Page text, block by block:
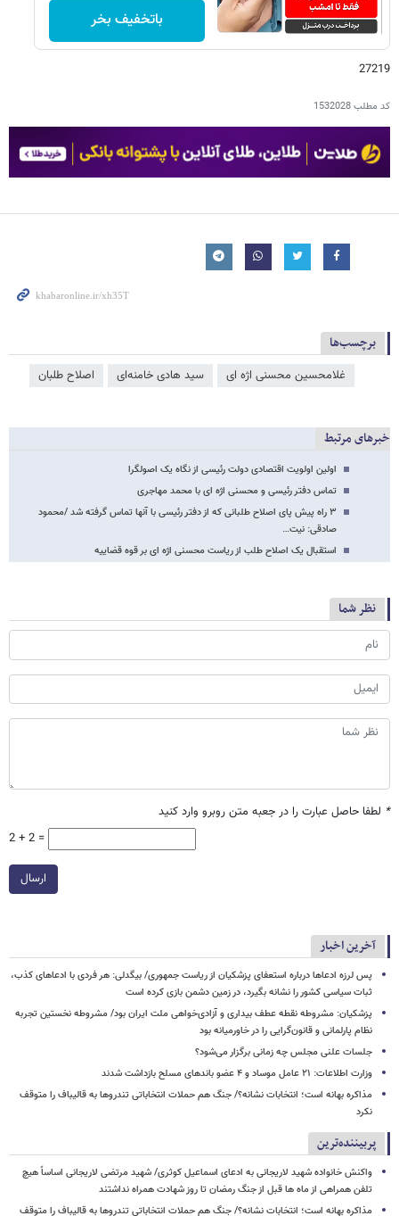
باتخفیف بخر
27219
کد مطلب1532028
برچسب‌ها
غلامحسین محسنی اژه‌ ای سید هادی خامنه‌ای اصلاح طلبان
خبرهای مرتبط
اولین اولویت اقتصادی دولت رئیسی از نگاه یک اصولگرا
تماس دفتر رئیسی و محسنی اژه ای با محمد مهاجری
۳ راه پیش پای اصلاح طلبانی که از دفتر رئیسی با آنها تماس گرفته شد /محمود
صادقی: نیت…
استقبال یک اصلاح طلب از ریاست محسنی اژه ای بر قوه قضاییه
نظر شما
* لطفا حاصل عبارت را در جعبه متن روبرو وارد کنید
2 + 2 =
ارسال
آخرین اخبار
پس لرزه ادعاها درباره استعفای پزشکیان از ریاست جمهوری/ بیگدلی: هر فردی با ادعاهای کذب،
ثبات سیاسی کشور را نشانه بگیرد، در زمین دشمن بازی کرده است
پزشکیان: مشروطه نقطه عطف بیداری و آزادی‌خواهی ملت ایران بود/ مشروطه نخستین تجربه
نظام پارلمانی و قانون‌گرایی را در خاورمیانه بود
جلسات علنی مجلس چه زمانی برگزار می‌شود؟
وزارت اطلاعات: ۲۱ عامل موساد و ۴ عضو باندهای مسلح بازداشت شدند
مذاکره بهانه است؛ انتخابات نشانه؟/ جنگ هم حملات انتخاباتی تندروها به قالیباف را متوقف
نکرد
پربیننده‌ترین
واکنش خانواده شهید لاریجانی به ادعای اسماعیل کوثری/ شهید مرتضی لاریجانی اساساً هیچ
تلفن همراهی از ماه ها قبل از جنگ رمضان تا روز شهادت همراه نداشتند
مذاکره بهانه است؛ انتخابات نشانه؟/ جنگ هم حملات انتخاباتی تندروها به قالیباف را متوقف